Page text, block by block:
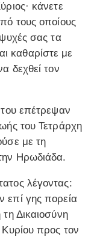
κάνετε
τους οποίους
ψυχές σας τα
καθαρίστε με
δεχθεί τον
επέτρεψαν
του Τετράρχη
με τη
Ηρωδιάδα.
λέγοντας:
επί γης πορεία
Δικαιοσύνη
προς τον